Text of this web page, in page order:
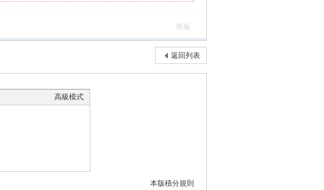
舉報
返回列表
高級模式
本版積分規則